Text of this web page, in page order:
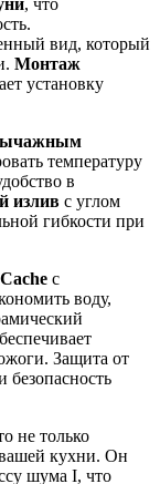
вид, который
Монтаж
установку
температуру
в
излив с углом
гибкости при
с
воду,
Защита от
безопасность
не только
кухни. Он
шума I, что